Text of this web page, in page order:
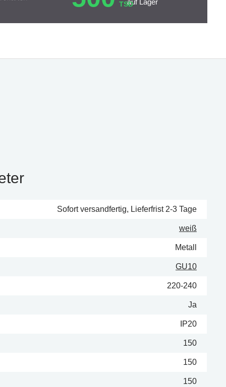
TSDauf Lager
Sofort versandfertig, Lieferfrist 2-3 Tage
weiß
Metall
GU10
220-240
Ja
IP20
150
150
150